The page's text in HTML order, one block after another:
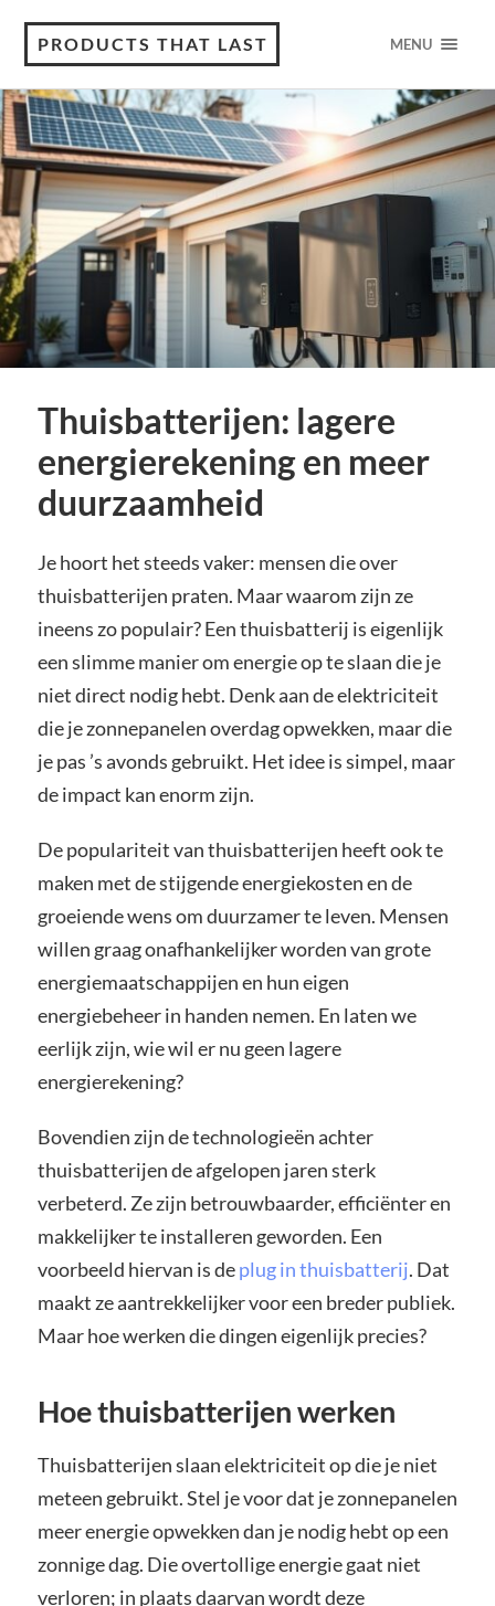
PRODUCTS THAT LAST MENU
Thuisbatterijen: lagere
energierekening en meer
duurzaamheid
Je hoort het steeds vaker: mensen die over
thuisbatterijen praten. Maar waarom zijn ze
ineens zo populair? Een thuisbatterij is eigenlijk
een slimme manier om energie op te slaan die je
niet direct nodig hebt. Denk aan de elektriciteit
die je zonnepanelen overdag opwekken, maar die
je pas ’s avonds gebruikt. Het idee is simpel, maar
de impact kan enorm zijn.
De populariteit van thuisbatterijen heeft ook te
maken met de stijgende energiekosten en de
groeiende wens om duurzamer te leven. Mensen
willen graag onafhankelijker worden van grote
energiemaatschappijen en hun eigen
energiebeheer in handen nemen. En laten we
eerlijk zijn, wie wil er nu geen lagere
energierekening?
Bovendien zijn de technologieën achter
thuisbatterijen de afgelopen jaren sterk
verbeterd. Ze zijn betrouwbaarder, efficiënter en
makkelijker te installeren geworden. Een
voorbeeld hiervan is deplug in thuisbatterij. Dat
maakt ze aantrekkelijker voor een breder publiek.
Maar hoe werken die dingen eigenlijk precies?
Hoe thuisbatterijen werken
Thuisbatterijen slaan elektriciteit op die je niet
meteen gebruikt. Stel je voor dat je zonnepanelen
meer energie opwekken dan je nodig hebt op een
zonnige dag. Die overtollige energie gaat niet
verloren; in plaats daarvan wordt deze